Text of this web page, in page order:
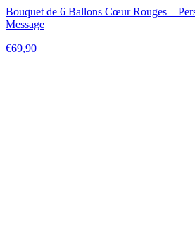
Bouquet de 6 Ballons Cœur Rouges –
Message
€69,90